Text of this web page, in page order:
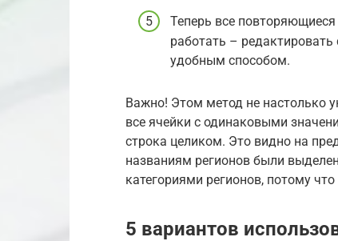
Теперь все
работать –
удобным способом.
Важно! Этом метод не настолько
все ячейки с одинаковыми
строка целиком. Это видно на
названиям регионов были
категориями регионов, потому
5 вариантов